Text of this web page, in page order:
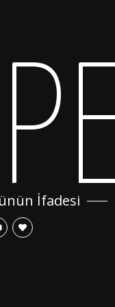
İfadesi